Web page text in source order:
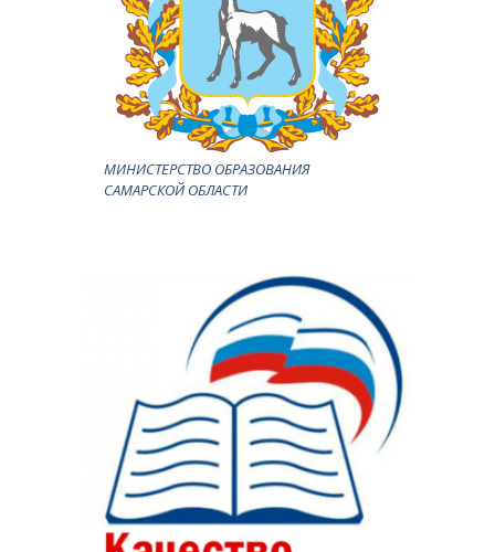
МИНИСТЕРСТВО ОБРАЗОВАНИЯ
САМАРСКОЙ ОБЛАСТИ